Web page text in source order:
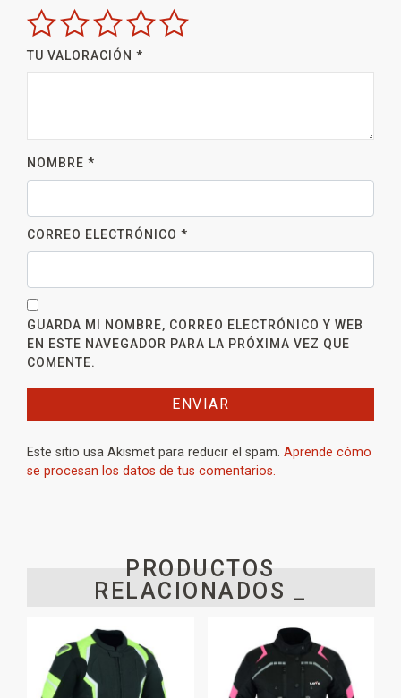
TU VALORACIÓN *
NOMBRE *
CORREO ELECTRÓNICO *
GUARDA MI NOMBRE, CORREO ELECTRÓNICO Y WEB
EN ESTE NAVEGADOR PARA LA PRÓXIMA VEZ QUE
COMENTE.
Este sitio usa Akismet para reducir el spam. Aprende cómo
se procesan los datos de tus comentarios.
PRODUCTOS
RELACIONADOS _